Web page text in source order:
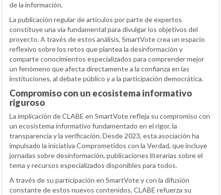
de la información.
La publicación regular de artículos por parte de expertos
constituye una vía fundamental para divulgar los objetivos del
proyecto. A través de estos análisis, SmartVote crea un espacio
reflexivo sobre los retos que plantea la desinformación y
comparte conocimientos especializados para comprender mejor
un fenómeno que afecta directamente a la confianza en las
instituciones, al debate público y a la participación democrática.
Compromiso con un ecosistema informativo
riguroso
La implicación de CLABE en SmartVote refleja su compromiso con
un ecosistema informativo fundamentado en el rigor, la
transparencia y la verificación. Desde 2023, esta asociación ha
impulsado la iniciativa Comprometidos con la Verdad, que incluye
jornadas sobre desinformación, publicaciones literarias sobre el
tema y recursos especializados disponibles para todos.
A través de su participación en SmartVote y con la difusión
constante de estos nuevos contenidos, CLABE refuerza su